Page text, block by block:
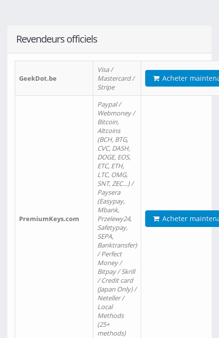
Revendeurs officiels
GeekDot.be
Visa /
Mastercard /
Stripe
Acheter
PremiumKeys.com
Paypal /
Webmoney /
Bitcoin,
Altcoins
(BCH, BTG,
CVC, DASH,
DOGE, EOS,
ETC, ETH,
LTC, OMG,
SNT, ZEC…) /
Paysera
(Easypay,
Mbank,
Przelewy24,
Safetypay,
SEPA,
Banktransfer)
/ Perfect
Money /
Bitpay / Skrill
/ Credit card
(Japan Only) /
Neteller /
Local
Methods
(25+
methods)
Acheter